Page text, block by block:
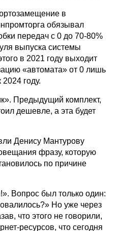
в
обязывал
передач с 0 до 70-80%
выпуска системы
в 2021 году выходит
«автомата» от 0 лишь
году.
Предыдущий комплект,
дешевле, а эта будет
Денису Мантурову
фразу, которую
по причине
Вопрос был только один:
Но уже через
что этого не говорили,
ресурсов, что сегодня